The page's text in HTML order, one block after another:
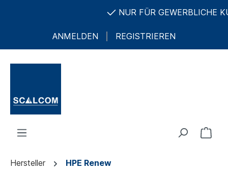
NUR FÜR GEWERBLICHE
ANMELDEN REGISTRIEREN
Hersteller HPE Renew